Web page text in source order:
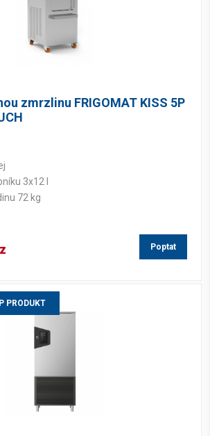
zmrzlinu FRIGOMAT KISS 5P
3x12 l
72 kg
Poptat
PRODUKT